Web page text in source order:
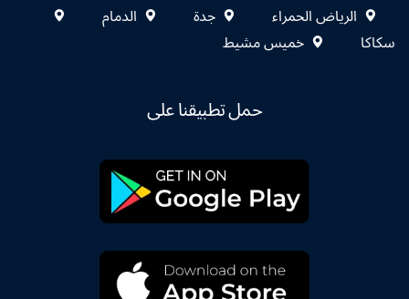
الرياض الحمراء جدة
الدمام
سكاكا
خميس مشيط
حمل تطبيقنا على